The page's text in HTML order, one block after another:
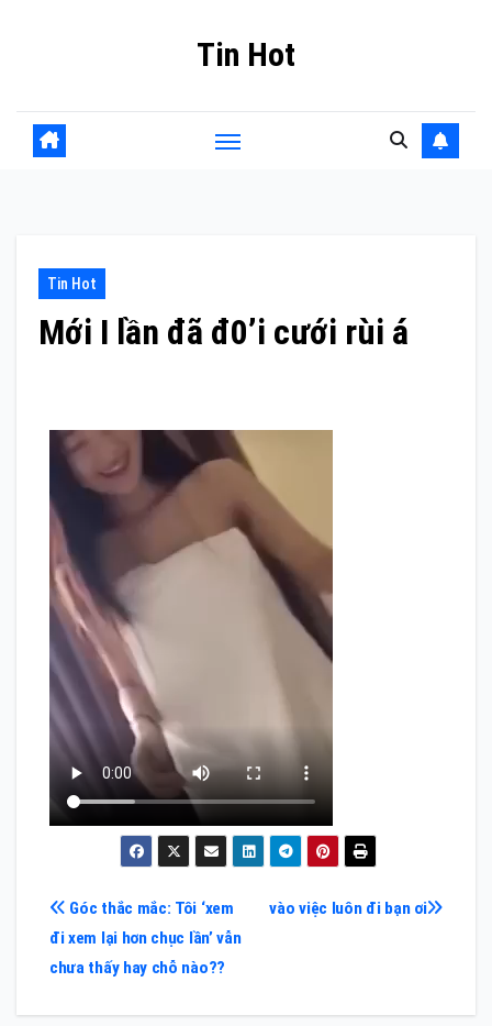
Tin Hot
Tin Hot
Mới I lần đã đ0’i cưới rùi á
Điều
hướng
bài
vào việc luôn đi bạn ơi
Góc thắc mắc: Tôi ‘xem
đi xem lại hơn chục lần’ vẫn
chưa thấy hay chỗ nào??